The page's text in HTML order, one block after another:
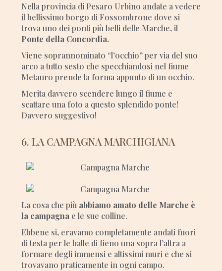
Nella provincia di Pesaro Urbino andate a vedere
il bellissimo borgo di Fossombrone dove si
trova uno dei ponti più belli delle Marche, il
Ponte della Concordia.
Viene soprannominato “l’occhio” per via del suo
arco a tutto sesto che specchiandosi nel fiume
Metauro prende la forma appunto di un occhio.
Merita davvero scendere lungo il fiume e
scattare una foto a questo splendido ponte!
Davvero suggestivo!
6. LA CAMPAGNA MARCHIGIANA
La cosa che più abbiamo amato delle Marche è
la campagna e le sue colline.
Ebbene si, eravamo completamente andati fuori
di testa per le balle di fieno una sopra l’altra a
formare degli immensi e altissimi muri e che si
trovavano praticamente in ogni campo.